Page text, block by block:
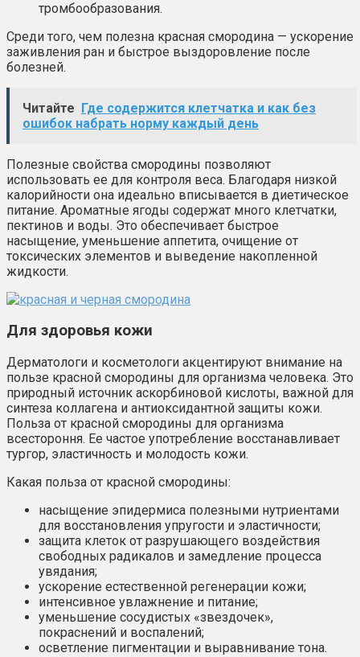
тромбообразования.
Среди того, чем полезна красная смородина — ускорение
заживления ран и быстрое выздоровление после
болезней.
Читайте Где содержится клетчатка и как без
ошибок набрать норму каждый день
Полезные свойства смородины позволяют
использовать ее для контроля веса. Благодаря низкой
калорийности она идеально вписывается в диетическое
питание. Ароматные ягоды содержат много клетчатки,
пектинов и воды. Это обеспечивает быстрое
насыщение, уменьшение аппетита, очищение от
токсических элементов и выведение накопленной
жидкости.
Для здоровья кожи
Дерматологи и косметологи акцентируют внимание на
пользе красной смородины для организма человека. Это
природный источник аскорбиновой кислоты, важной для
синтеза коллагена и антиоксидантной защиты кожи.
Польза от красной смородины для организма
всестороння. Ее частое употребление восстанавливает
тургор, эластичность и молодость кожи.
Какая польза от красной смородины:
насыщение эпидермиса полезными нутриентами
для восстановления упругости и эластичности;
защита клеток от разрушающего воздействия
свободных радикалов и замедление процесса
увядания;
ускорение естественной регенерации кожи;
интенсивное увлажнение и питание;
уменьшение сосудистых «звездочек»,
покраснений и воспалений;
осветление пигментации и выравнивание тона.